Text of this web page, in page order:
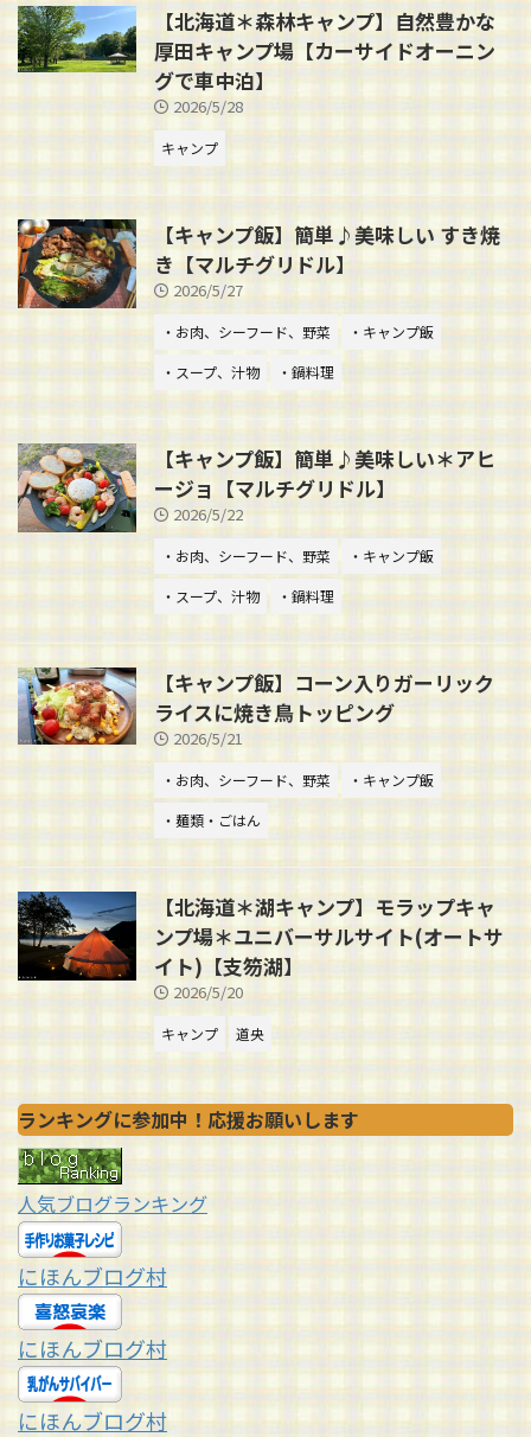
【北海道＊森林キャンプ】自然豊かな
厚田キャンプ場【カーサイドオーニン
グで車中泊】
2026/5/28
キャンプ
【キャンプ飯】簡単♪美味しい すき焼
き【マルチグリドル】
2026/5/27
・お肉、シーフード、野菜
・キャンプ飯
・スープ、汁物
・鍋料理
【キャンプ飯】簡単♪美味しい＊アヒ
ージョ【マルチグリドル】
2026/5/22
・お肉、シーフード、野菜
・キャンプ飯
・スープ、汁物
・鍋料理
【キャンプ飯】コーン入りガーリック
ライスに焼き鳥トッピング
2026/5/21
・お肉、シーフード、野菜
・キャンプ飯
・麺類・ごはん
【北海道＊湖キャンプ】モラップキャ
ンプ場＊ユニバーサルサイト(オートサ
イト)【支笏湖】
2026/5/20
キャンプ 道央
ランキングに参加中！応援お願いします
人気ブログランキング
にほんブログ村
にほんブログ村
にほんブログ村